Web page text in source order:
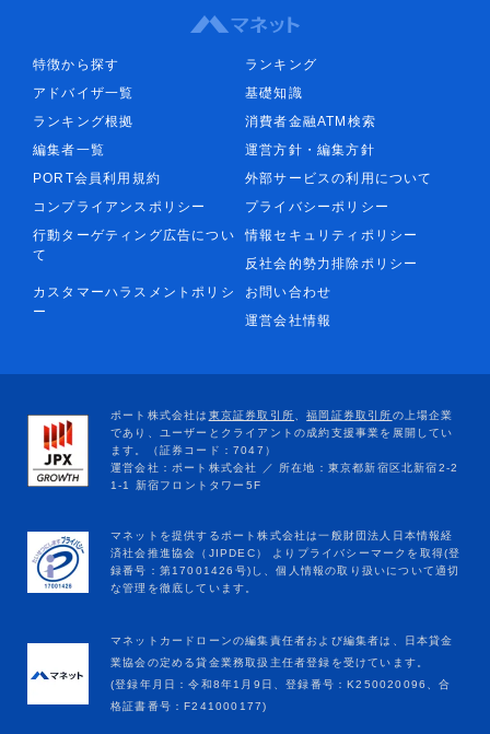
特徴から探す
ランキング
アドバイザ一覧
基礎知識
ランキング根拠
消費者金融ATM検索
編集者一覧
運営方針・編集方針
PORT会員利用規約
外部サービスの利用について
コンプライアンスポリシー
プライバシーポリシー
行動ターゲティング広告につい
て
情報セキュリティポリシー
反社会的勢力排除ポリシー
カスタマーハラスメントポリシ
ー
お問い合わせ
運営会社情報
マネットカードローンの編集責任者および編集者は、日本貸金
業協会の定める貸金業務取扱主任者登録を受けています。
(登録年月日：令和8年1月9日、登録番号：K250020096、合
格証書番号：F241000177)